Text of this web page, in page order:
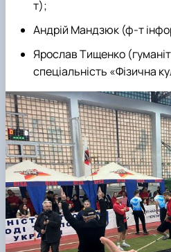
т);
Андрій Мандзюк (ф-т
Ярослав Тищенко
спеціальність «Фізична